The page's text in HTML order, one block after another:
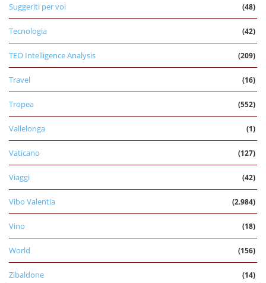
Suggeriti per voi (48)
Tecnologia (42)
TEO Intelligence Analysis (209)
Travel (16)
Tropea (552)
Vallelonga (1)
Vaticano (127)
Viaggi (42)
Vibo Valentia (2.984)
Vino (18)
World (156)
Zibaldone (14)